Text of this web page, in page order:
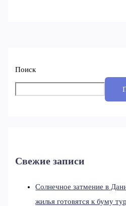
Поиск
Свежие записи
Солнечное затмение в
жилья готовятся к буму